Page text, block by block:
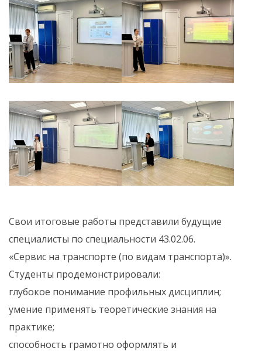
Свои итоговые работы представили будущие
специалисты по специальности 43.02.06.
«Сервис на транспорте (по видам транспорта)».
Студенты продемонстрировали:
глубокое понимание профильных дисциплин;
умение применять теоретические знания на
практике;
способность грамотно оформлять и